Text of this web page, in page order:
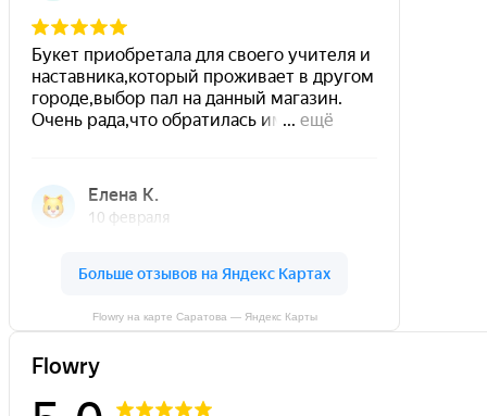
Flowry на карте Саратова — Яндекс Карты